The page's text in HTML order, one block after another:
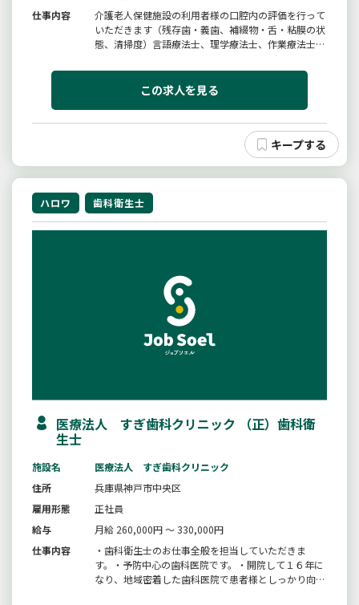
仕事内容
介護老人保健施設の利用者様の口腔内の評価を行って
いただきます（残存歯・義歯、補綴物・舌・粘膜の状
態、清掃度）言語療法士、理学療法士、作業療法士、
自立支援に向けた取り組みを行います変更範囲：変更
この求人を見る
ハロワ 歯科衛生士
医療法人 すぎ歯科クリニック （正）歯科衛
生士
施設名
医療法人 すぎ歯科クリニック
住所
兵庫県神戸市中央区
雇用形態
正社員
給与
月給 260,000円 ～ 330,000円
仕事内容
・歯科衛生士のお仕事全般を担当していただきま
す。・予防中心の歯科医院です。・開院して１６年に
なり、地域密着した歯科医院で患者様としっかり向き